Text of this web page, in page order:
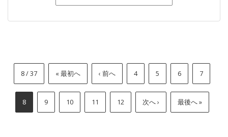
8 / 37 « 最初へ ‹ 前へ 4 5 6 7
8 9 10 11 12 次へ › 最後へ »